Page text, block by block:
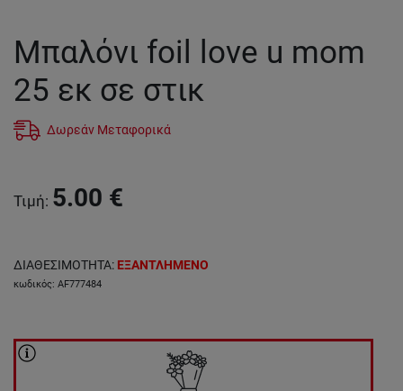
Mπαλόνι foil love u mom
25 εκ σε στικ
Δωρεάν Μεταφορικά
Τιμή: 5.00 €
ΔΙΑΘΕΣΙΜΟΤΗΤΑ: ΕΞΑΝΤΛΗΜΕΝΟ
κωδικός: AF777484